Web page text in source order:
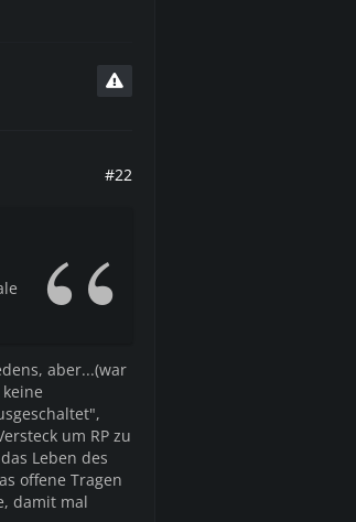
#22
aber...(war
um RP zu
Leben des
offene Tragen
damit mal